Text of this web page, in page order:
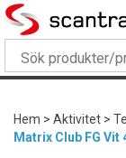
Hem>Aktivitet>
Matrix Club FG Vit